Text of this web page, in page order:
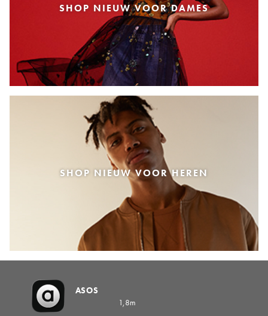
SHOP NIEUW VOOR DAMES
SHOP NIEUW VOOR HEREN
ASOS
1,8m